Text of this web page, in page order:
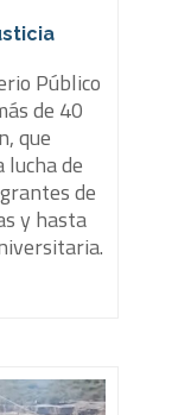
Público
de 40
que
lucha de
de
y hasta